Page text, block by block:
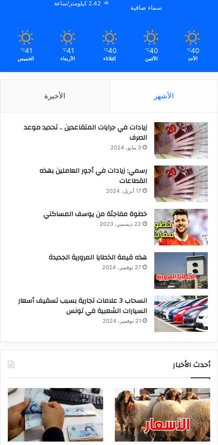
سماء صافية
2.42 كيلومتر/ساعة
40
℃
الأحد
40
℃
الأثنين
40
℃
الثلاثاء
41
℃
الأربعاء
41
℃
الخميس
الأشهر الأخيرة
زيادات في جرايات المتقاعدين .. تحديد موعد
الصرف
3 مايو، 2024
رسمي: زيادات في أجور العاملين بهذه
القطاعات
17 أبريل، 2024
خطوة مفاجئة من يوسف المساكني
22 ديسمبر، 2023
هذه قيمة الخطايا المرورية الجديدة
27 نوفمبر، 2024
انسحاب 3 علامات تجارية بسبب تسقيف أسعار
السيارات الشعبية في تونس
21 نوفمبر، 2024
أحدث الأخبار